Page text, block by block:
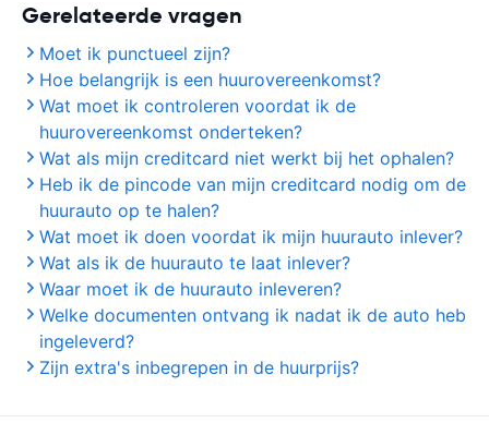
Gerelateerde vragen
Moet ik punctueel zijn?
Hoe belangrijk is een huurovereenkomst?
Wat moet ik controleren voordat ik de
huurovereenkomst onderteken?
Wat als mijn creditcard niet werkt bij het ophalen?
Heb ik de pincode van mijn creditcard nodig om de
huurauto op te halen?
Wat moet ik doen voordat ik mijn huurauto inlever?
Wat als ik de huurauto te laat inlever?
Waar moet ik de huurauto inleveren?
Welke documenten ontvang ik nadat ik de auto heb
ingeleverd?
Zijn extra's inbegrepen in de huurprijs?